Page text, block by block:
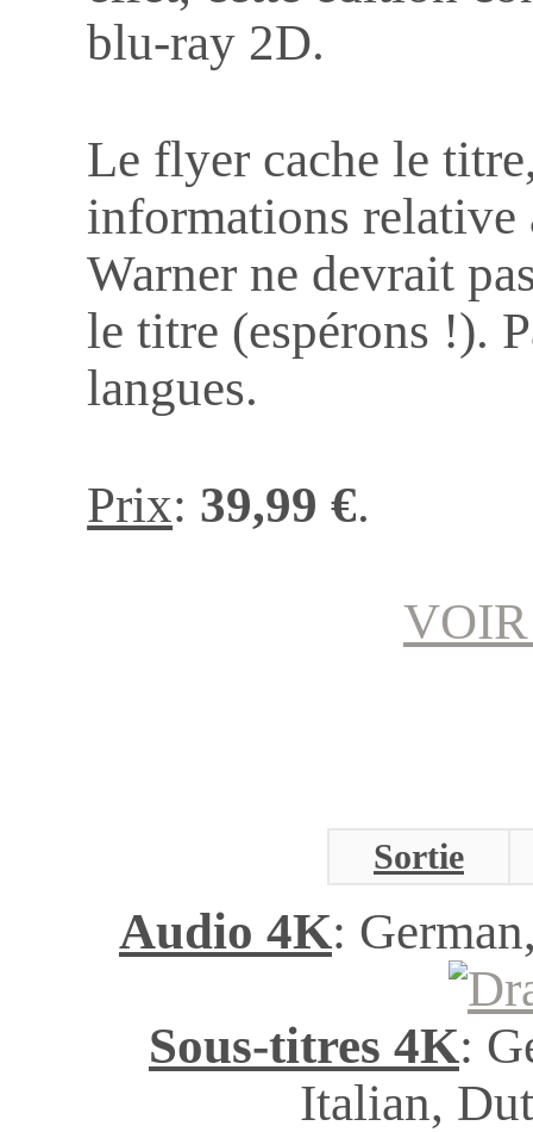
blu-ray 2D.
Le flyer cache le
informations
Warner ne devrait
le titre (espérons !).
langues.
Prix: 39,99 €.
Sortie
Audio 4K:
Sous-titres 4K:
Italian,